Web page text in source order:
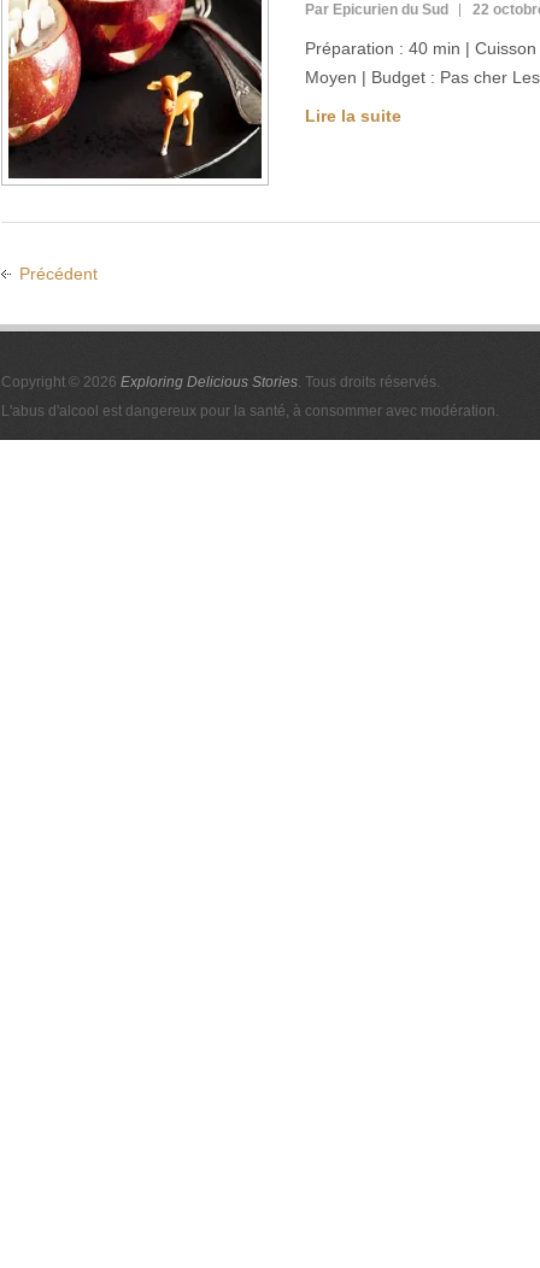
Par Epicurien du Sud 22
Préparation : 40 min |
Moyen | Budget : Pas cher
Lire la suite
Précédent
Copyright © 2026 Exploring Delicious Stories. Tous droits réservés.
L'abus d'alcool est dangereux pour la santé, à consommer avec modération.